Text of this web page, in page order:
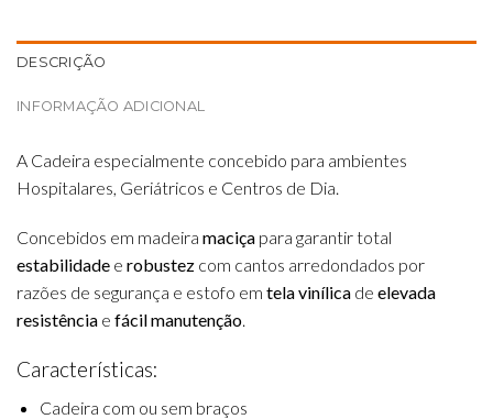
DESCRIÇÃO
INFORMAÇÃO ADICIONAL
A Cadeira especialmente concebido para ambientes
Hospitalares, Geriátricos e Centros de Dia.
Concebidos em madeira maciça para garantir total
estabilidade e robustez com cantos arredondados por
razões de segurança e estofo em tela vinílica de elevada
resistência e fácil manutenção.
Características:
Cadeira com ou sem braços